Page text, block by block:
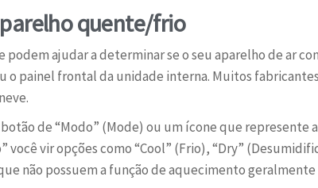
quente/frio
podem ajudar a determinar se o seu aparelho de ar
painel frontal da unidade interna. Muitos
de “Modo” (Mode) ou um ícone que represente
você vir opções como “Cool” (Frio), “Dry”
não possuem a função de aquecimento geralmente